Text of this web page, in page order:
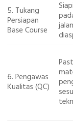
5. Tukang
Persiapan
Base Course
6. Pengawas
Kualitas (QC)